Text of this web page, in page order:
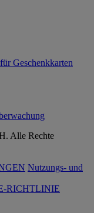
Geschenkkarten
Alle Rechte
Nutzungs- und
RICHTLINIE